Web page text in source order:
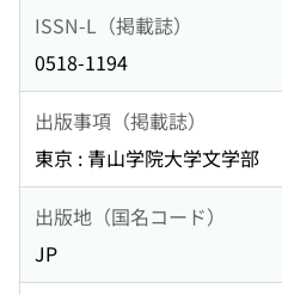
ISSN-L（掲載誌）
0518-1194
出版事項（掲載誌）
東京 : 青山学院大学文学部
出版地（国名コード）
JP